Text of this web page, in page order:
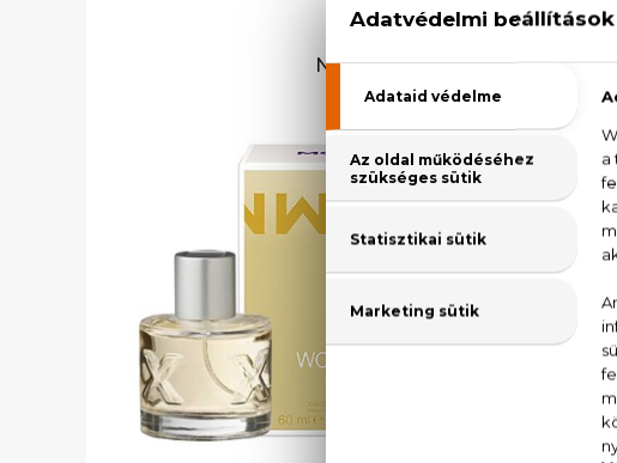
Női parfümök.
Női parfümöket már az ókori